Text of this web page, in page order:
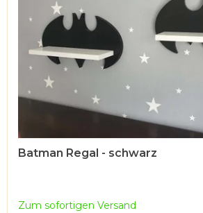
Batman Regal - schwarz
Zum sofortigen Versand